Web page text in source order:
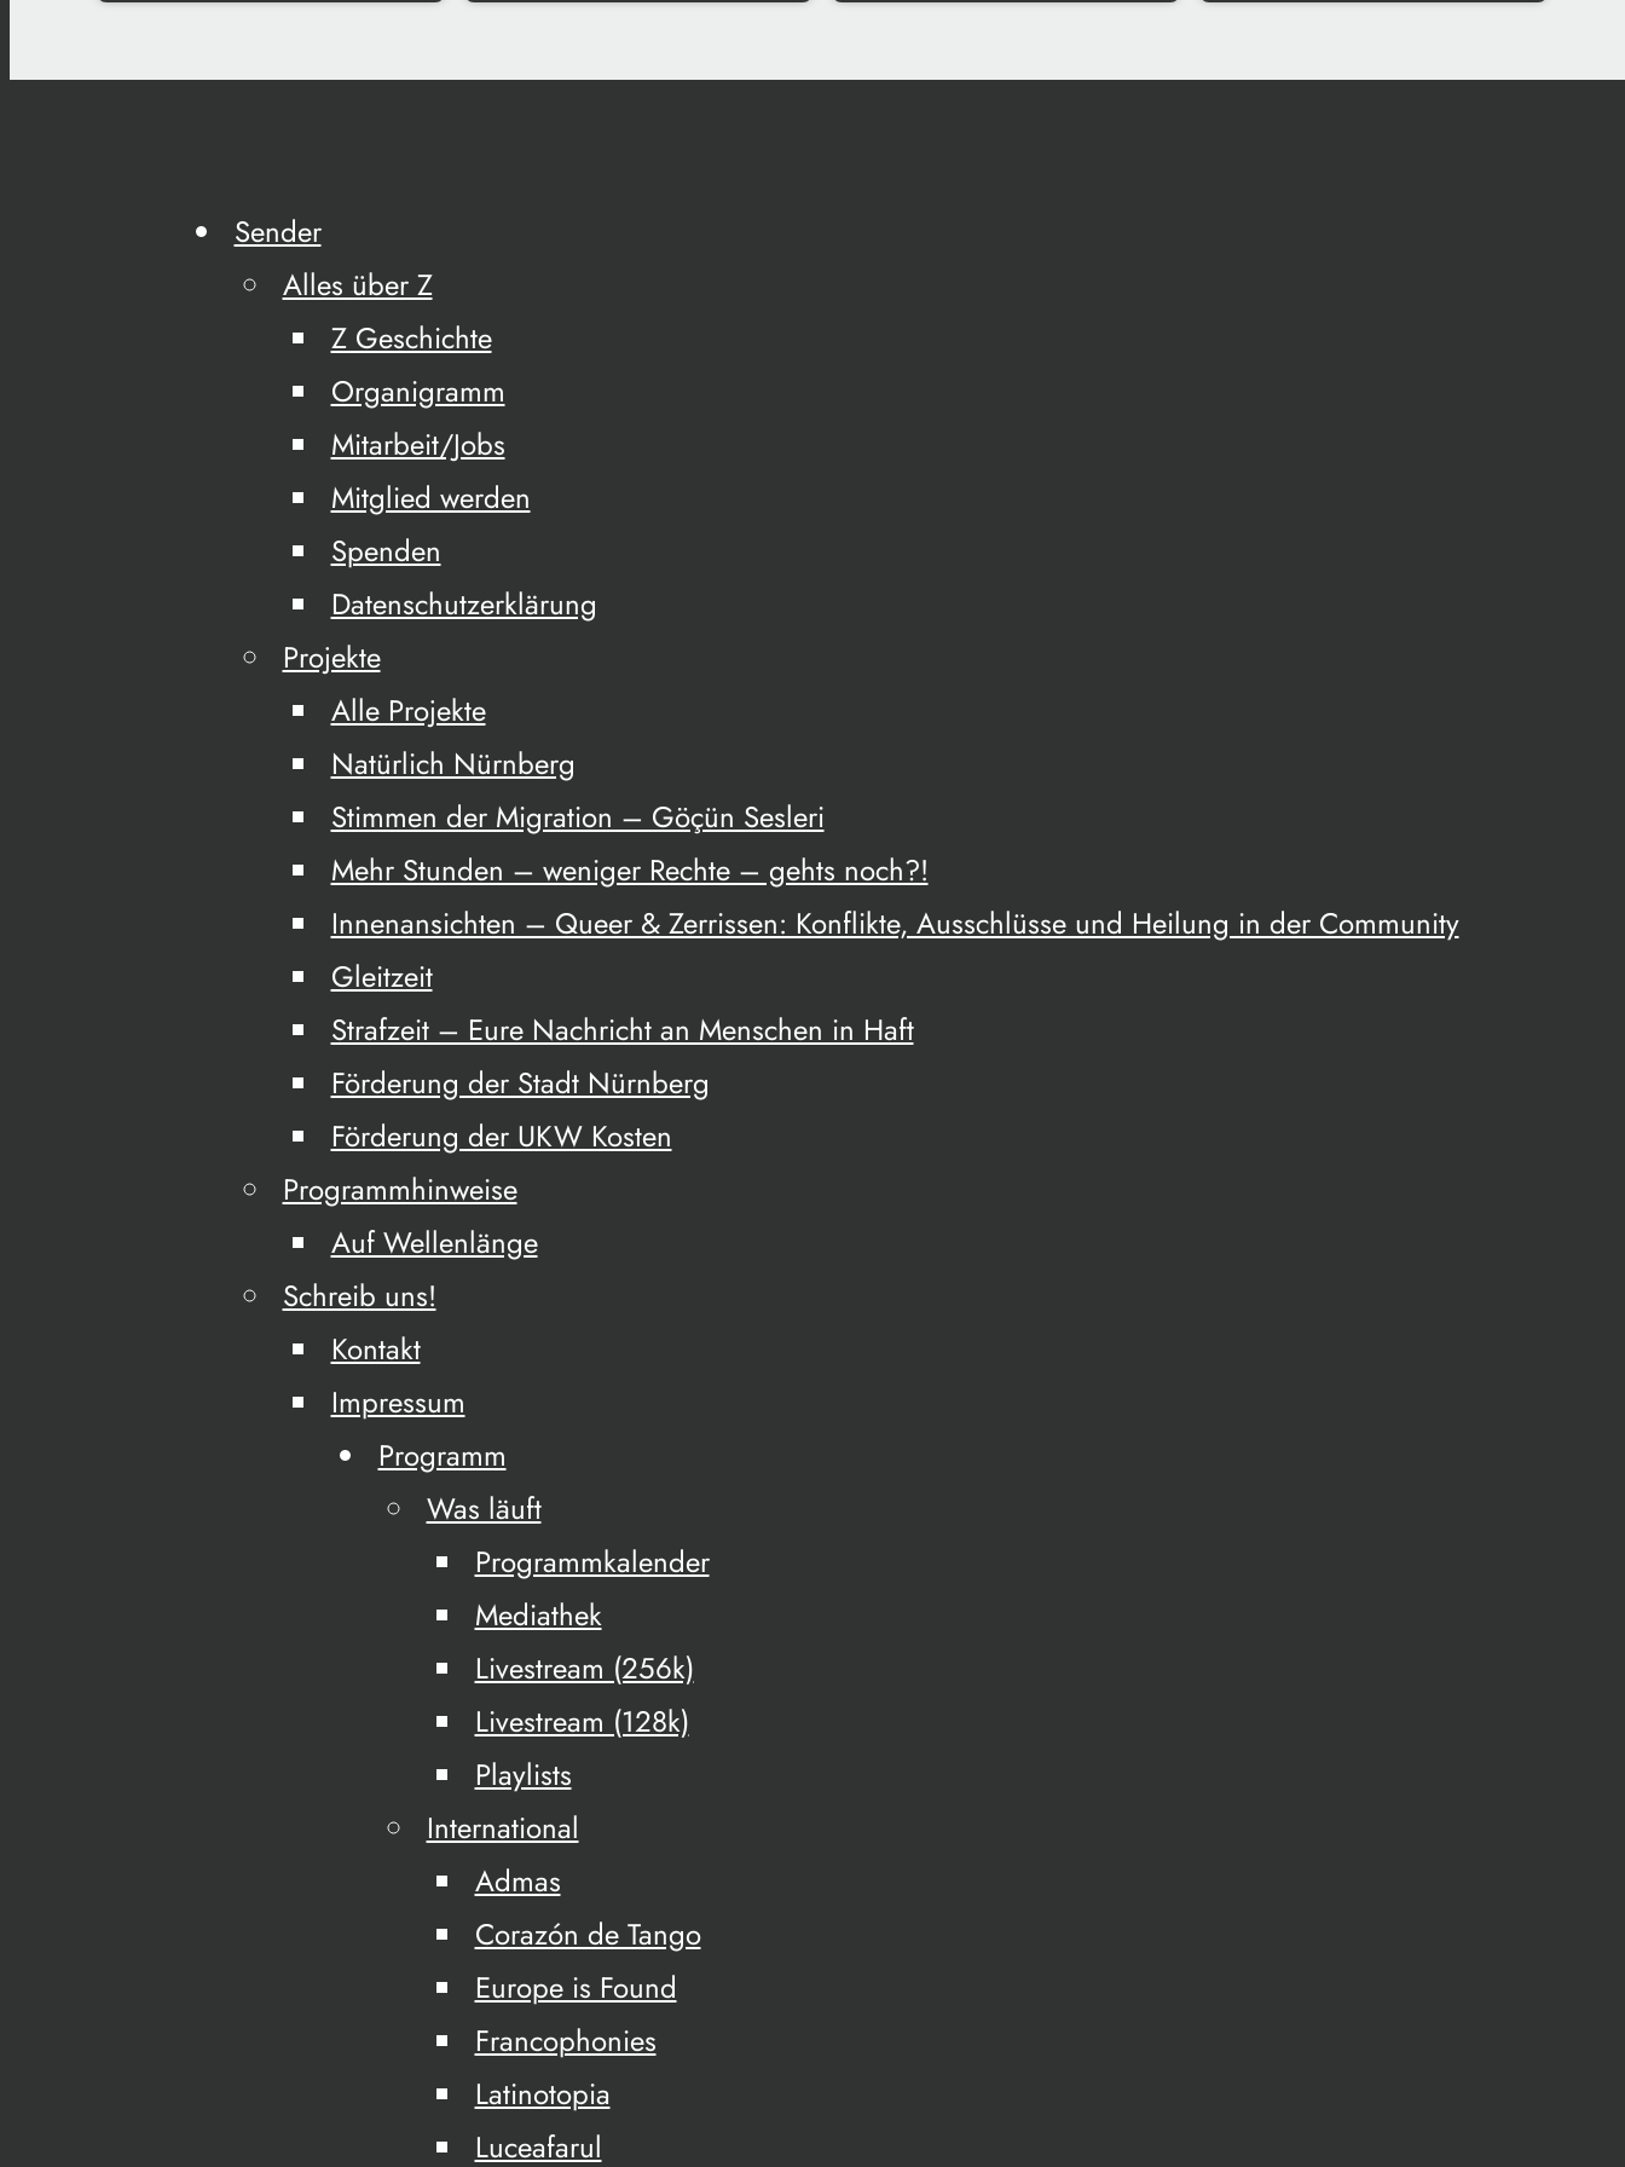
Sender
Alles über Z
Z Geschichte
Organigramm
Mitarbeit/Jobs
Mitglied werden
Spenden
Datenschutzerklärung
Projekte
Alle Projekte
Natürlich Nürnberg
Stimmen der Migration – Göçün Sesleri
Mehr Stunden – weniger Rechte – gehts noch?!
Innenansichten – Queer & Zerrissen: Konflikte, Ausschlüsse und Heilung in der Community
Gleitzeit
Strafzeit – Eure Nachricht an Menschen in Haft
Förderung der Stadt Nürnberg
Förderung der UKW Kosten
Programmhinweise
Auf Wellenlänge
Schreib uns!
Kontakt
Impressum
Programm
Was läuft
Programmkalender
Mediathek
Livestream (256k)
Livestream (128k)
Playlists
International
Admas
Corazón de Tango
Europe is Found
Francophonies
Latinotopia
Luceafarul